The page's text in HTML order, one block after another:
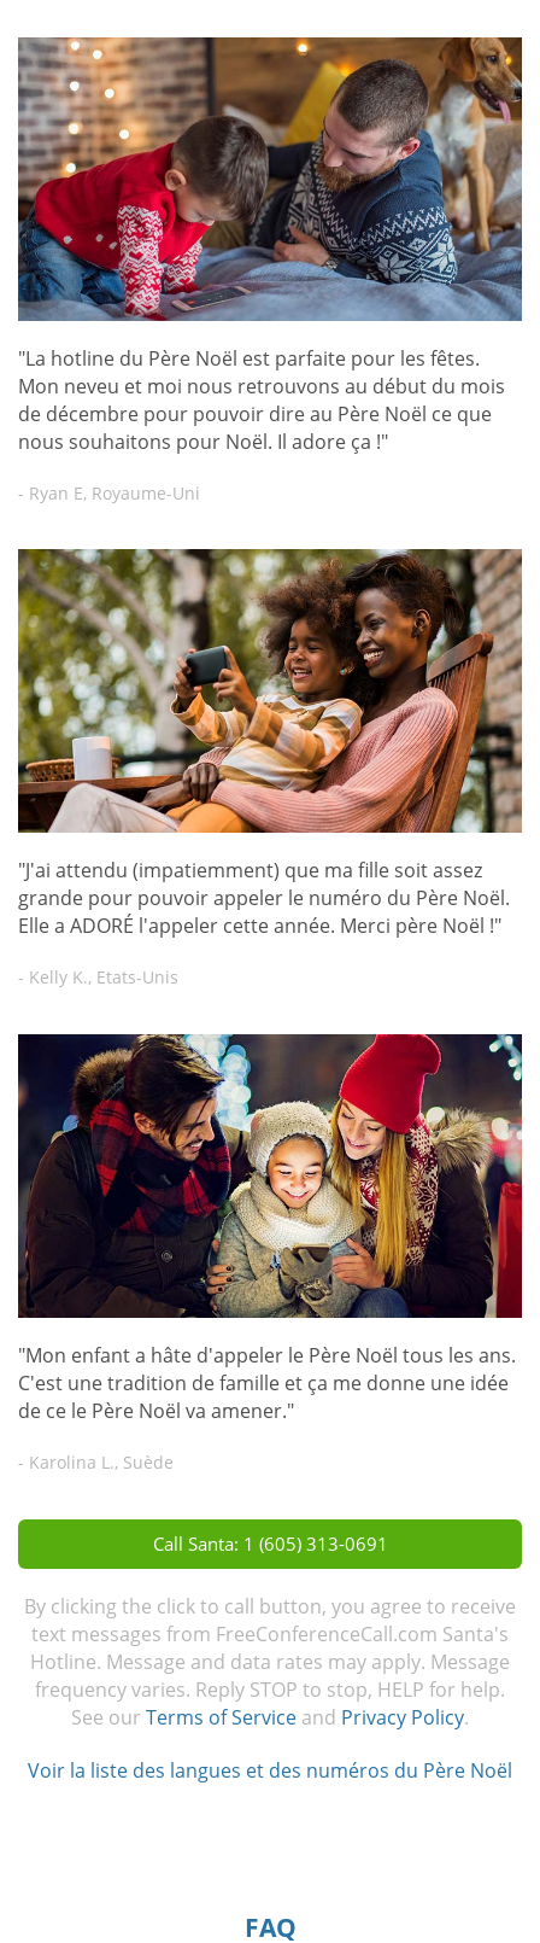
"La hotline du Père Noël est parfaite pour les fêtes.
Mon neveu et moi nous retrouvons au début du mois
de décembre pour pouvoir dire au Père Noël ce que
nous souhaitons pour Noël. Il adore ça !"
- Ryan E, Royaume-Uni
"J'ai attendu (impatiemment) que ma fille soit assez
grande pour pouvoir appeler le numéro du Père Noël.
Elle a ADORÉ l'appeler cette année. Merci père Noël !"
- Kelly K., Etats-Unis
"Mon enfant a hâte d'appeler le Père Noël tous les ans.
C'est une tradition de famille et ça me donne une idée
de ce le Père Noël va amener."
- Karolina L., Suède
Call Santa: 1 (605) 313-0691
By clicking the click to call button, you agree to receive
text messages from FreeConferenceCall.com Santa's
Hotline. Message and data rates may apply. Message
frequency varies. Reply STOP to stop, HELP for help.
See our Terms of Service and Privacy Policy.
Voir la liste des langues et des numéros du Père Noël
FAQ